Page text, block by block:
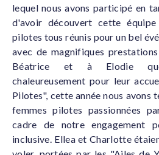
lequel nous avons participé en
d'avoir découvert cette
pilotes tous réunis pour un bel
avec de magnifiques
Béatrice et à Elodie
chaleureusement pour leur
Pilotes", cette année nous avons
femmes pilotes passionnées
cadre de notre engagement
inclusive. Ellea et Charlotte